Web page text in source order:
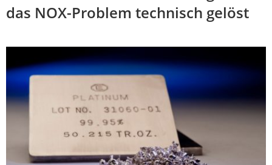
das NOX-Problem technisch gelöst